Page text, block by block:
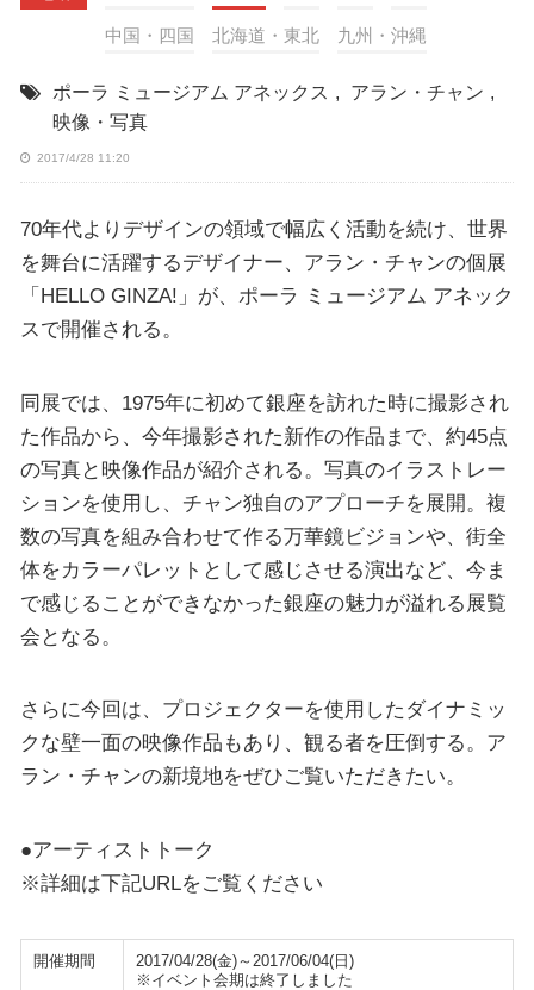
中国・四国 北海道・東北 九州・沖縄
ポーラ ミュージアム アネックス , アラン・チャン ,
映像・写真
2017/4/28 11:20
70年代よりデザインの領域で幅広く活動を続け、世界
を舞台に活躍するデザイナー、アラン・チャンの個展
「HELLO GINZA!」が、ポーラ ミュージアム アネック
スで開催される。
同展では、1975年に初めて銀座を訪れた時に撮影され
た作品から、今年撮影された新作の作品まで、約45点
の写真と映像作品が紹介される。写真のイラストレー
ションを使用し、チャン独自のアプローチを展開。複
数の写真を組み合わせて作る万華鏡ビジョンや、街全
体をカラーパレットとして感じさせる演出など、今ま
で感じることができなかった銀座の魅力が溢れる展覧
会となる。
さらに今回は、プロジェクターを使用したダイナミッ
クな壁一面の映像作品もあり、観る者を圧倒する。ア
ラン・チャンの新境地をぜひご覧いただきたい。
●アーティストトーク
※詳細は下記URLをご覧ください
開催期間
2017/04/28(金)～2017/06/04(日)
※イベント会期は終了しました